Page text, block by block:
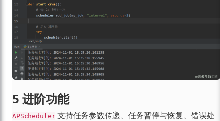
5 进阶功能
APScheduler 支持任务参数传递、任务暂停与恢复、错误处